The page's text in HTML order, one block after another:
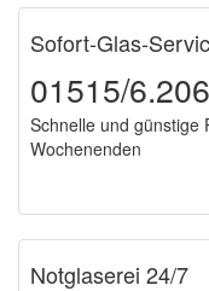
Sofort-Glas-
01515/
Schnelle und günstige
Wochenenden
Notglaserei 24/7